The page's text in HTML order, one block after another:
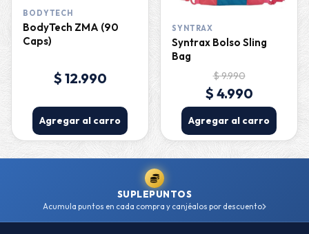
BODYTECH
BodyTech ZMA (90
Caps)
$ 12.990
Agregar al carro
SYNTRAX
Syntrax Bolso Sling
Bag
$ 9.990
$ 4.990
Agregar al carro
SUPLEPUNTOS
Acumula puntos en cada compra y canjéalos por descuento